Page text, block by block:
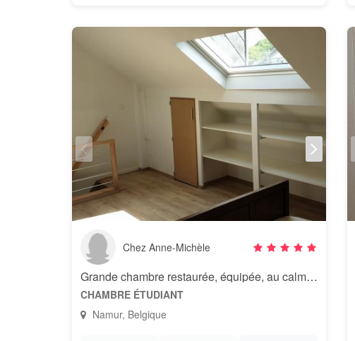
Chez Anne-Michèle
Grande chambre restaurée, équipée, au calme, proche du centre
CHAMBRE ÉTUDIANT
Namur, Belgique